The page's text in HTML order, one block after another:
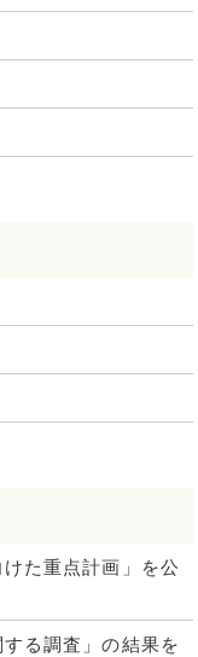
た重点計画」を公
る調査」の結果を